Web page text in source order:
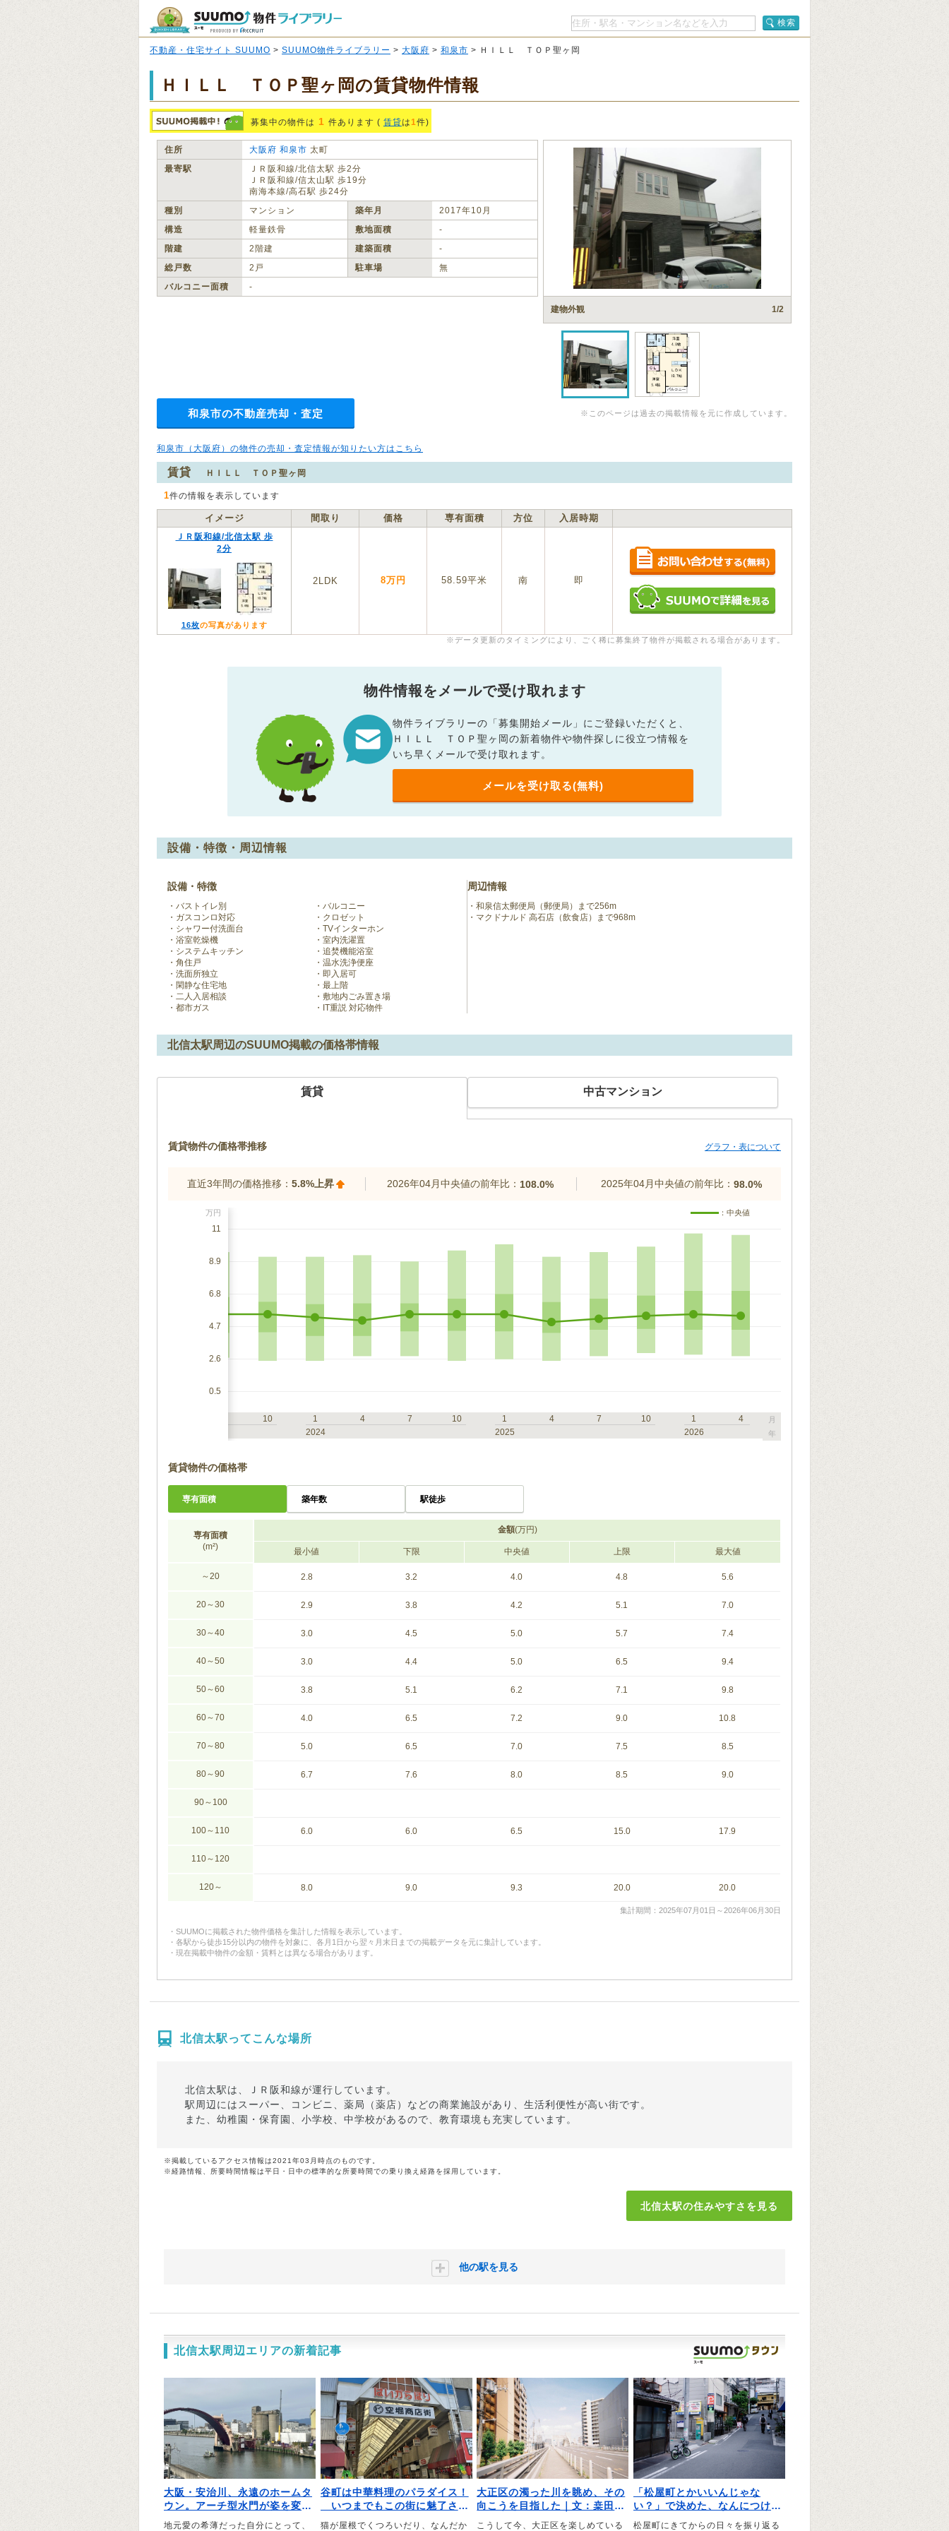
検索
不動産・住宅サイト SUUMO > SUUMO物件ライブラリー > 大阪府 > 和泉市 > ＨＩＬＬ ＴＯＰ聖ヶ岡
ＨＩＬＬ ＴＯＰ聖ヶ岡の賃貸物件情報
募集中の物件は 1 件あります ( 賃貸は1件)
住所 大阪府 和泉市 太町
最寄駅
ＪＲ阪和線/北信太駅 歩2分
ＪＲ阪和線/信太山駅 歩19分
南海本線/高石駅 歩24分
種別
マンション 築年月
2017年10月
構造
軽量鉄骨 敷地面積
‐
階建
2階建 建築面積
‐
総戸数
2戸 駐車場
無
バルコニー面積
‐
建物外観 1/2
※このページは過去の掲載情報を元に作成しています。
和泉市の不動産売却・査定
和泉市（大阪府）の物件の売却・査定情報が知りたい方はこちら
賃貸 ＨＩＬＬ ＴＯＰ聖ヶ岡
1件の情報を表示しています
イメージ 間取り 価格 専有面積 方位 入居時期
ＪＲ阪和線/北信太駅 歩
2分
16枚の写真があります
2LDK 8万円 58.59平米 南 即
※データ更新のタイミングにより、ごく稀に募集終了物件が掲載される場合があります。
物件情報をメールで受け取れます
物件ライブラリーの「募集開始メール」にご登録いただくと、
ＨＩＬＬ ＴＯＰ聖ヶ岡の新着物件や物件探しに役立つ情報を
いち早くメールで受け取れます。
メールを受け取る(無料)
設備・特徴・周辺情報
設備・特徴
バストイレ別
バルコニー
ガスコンロ対応
クロゼット
シャワー付洗面台
TVインターホン
浴室乾燥機
室内洗濯置
システムキッチン
追焚機能浴室
角住戸
温水洗浄便座
洗面所独立
即入居可
閑静な住宅地
最上階
二人入居相談
敷地内ごみ置き場
都市ガス
IT重説 対応物件
周辺情報
和泉信太郵便局（郵便局）まで256m
マクドナルド 高石店（飲食店）まで968m
北信太駅周辺のSUUMO掲載の価格帯情報
賃貸 中古マンション
賃貸物件の価格帯推移 グラフ・表について
直近3年間の価格推移： 5.8%上昇 2026年04月中央値の前年比： 108.0% 2025年04月中央値の前年比： 98.0%
万円
11
8.9
6.8
4.7
2.6
0.5
：中央値
10
1 4 7
10
2024
1 4 7
10
2025
1
4
2026
月
年
賃貸物件の価格帯
専有面積 築年数 駅徒歩
専有面積
(m²)
金額(万円)
最小値 下限 中央値 上限 最大値
～20 2.8 3.2 4.0 4.8 5.6
20～30 2.9 3.8 4.2 5.1 7.0
30～40 3.0 4.5 5.0 5.7 7.4
40～50 3.0 4.4 5.0 6.5 9.4
50～60 3.8 5.1 6.2 7.1 9.8
60～70 4.0 6.5 7.2 9.0 10.8
70～80 5.0 6.5 7.0 7.5 8.5
80～90 6.7 7.6 8.0 8.5 9.0
90～100
100～110 6.0 6.0 6.5 15.0 17.9
110～120
120～ 8.0 9.0 9.3 20.0 20.0
集計期間：2025年07月01日～2026年06月30日
SUUMOに掲載された物件価格を集計した情報を表示しています。
各駅から徒歩15分以内の物件を対象に、各月1日から翌々月末日までの掲載データを元に集計しています。
現在掲載中物件の金額・賃料とは異なる場合があります。
北信太駅ってこんな場所
北信太駅は、ＪＲ阪和線が運行しています。
駅周辺にはスーパー、コンビニ、薬局（薬店）などの商業施設があり、生活利便性が高い街です。
また、幼稚園・保育園、小学校、中学校があるので、教育環境も充実しています。
※掲載しているアクセス情報は2021年03月時点のものです。
※経路情報、所要時間情報は平日・日中の標準的な所要時間での乗り換え経路を採用しています。
北信太駅の住みやすさを見る
他の駅を見る
北信太駅周辺エリアの新着記事
大阪・安治川、永遠のホームタ
ウン。アーチ型水門が姿を変え
る前に｜編集者・和久田善彦
地元愛の希薄だった自分にとって、
谷町は中華料理のパラダイス！
いつまでもこの街に魅了され
ている｜文・櫛田尚之（平日中
猫が屋根でくつろいだり、なんだか
大正区の濁った川を眺め、その
向こうを目指した｜文：桒田萌
（音楽ライター）
こうして今、大正区を楽しめている
「松屋町とかいいんじゃな
い？」で決めた、なんにつけて
も大正解の街｜文・磯乃文彦
松屋町にきてからの日々を振り返る